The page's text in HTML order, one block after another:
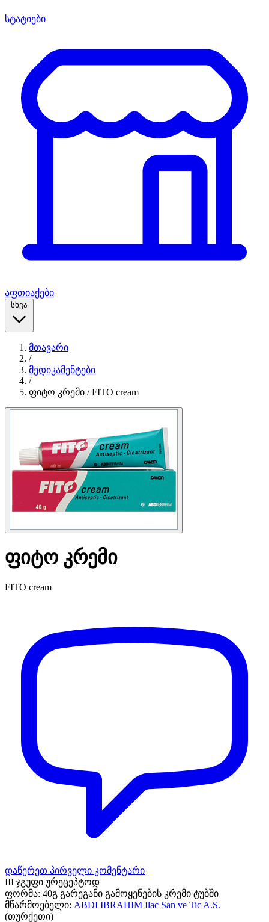
სტატიები
აფთიაქები
სხვა
მთავარი
/
მედიკამენტები
/
ფიტო კრემი / FITO cream
ფიტო კრემი
FITO cream
დაწერეთ პირველი კომენტარი
III ჯგუფი ურეცეპტოდ
ფორმა: 40გ გარეგანი გამოყენების კრემი ტუბში
მწარმოებელი: ABDI IBRAHIM Ilac San ve Tic A.S.
(თურქეთი)